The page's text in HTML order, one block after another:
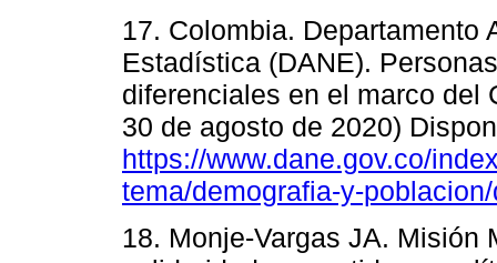
17. Colombia. Departamento
Estadística (DANE).
diferenciales en el marco del
30 de agosto de 2020)
https://www.dane.gov.co/
tema/demografia-y-
18. Monje-Vargas JA. Misión